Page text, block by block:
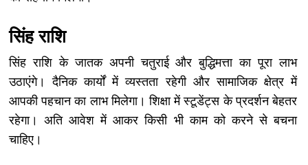
सिंह राशि
सिंह राशि के जातक अपनी चतुराई और बुद्धिमत्ता का पूरा लाभ
उठाएंगे। दैनिक कार्यों में व्यस्तता रहेगी और सामाजिक क्षेत्र में
आपकी पहचान का लाभ मिलेगा। शिक्षा में स्टूडेंट्स के प्रदर्शन बेहतर
रहेगा। अति आवेश में आकर किसी भी काम को करने से बचना
चाहिए।